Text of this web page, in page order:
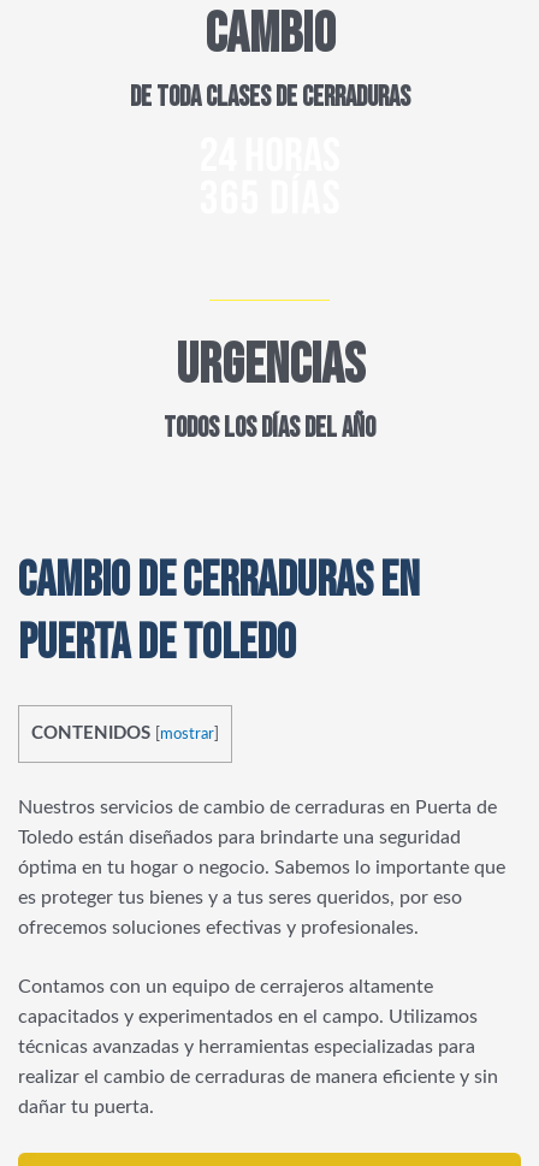
CAMBIO
DE TODA CLASES DE CERRADURAS
URGENCIAS
TODOS LOS DÍAS DEL AÑO
CAMBIO DE CERRADURAS EN
PUERTA DE TOLEDO
CONTENIDOS mostrar
Nuestros servicios de cambio de cerraduras en Puerta de
Toledo están diseñados para brindarte una seguridad
óptima en tu hogar o negocio. Sabemos lo importante que
es proteger tus bienes y a tus seres queridos, por eso
ofrecemos soluciones efectivas y profesionales.
Contamos con un equipo de cerrajeros altamente
capacitados y experimentados en el campo. Utilizamos
técnicas avanzadas y herramientas especializadas para
realizar el cambio de cerraduras de manera eficiente y sin
dañar tu puerta.